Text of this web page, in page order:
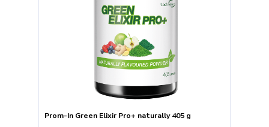
Prom-In Green Elixir Pro+ naturally 405 g